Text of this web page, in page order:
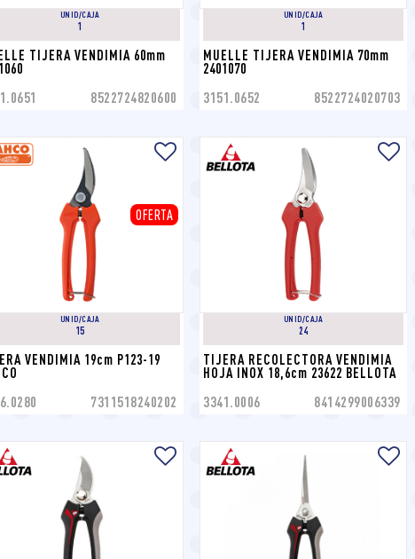
UNID/CAJA
1
TIJERA VENDIMIA 60mm
8522724820600
UNID/CAJA
1
MUELLE TIJERA VENDIMIA 70mm
2401070
3151.0652 8522724020703
OFERTA
UNID/CAJA
15
VENDIMIA 19cm P123-19
7311518240202
UNID/CAJA
24
TIJERA RECOLECTORA VENDIMIA
HOJA INOX 18,6cm 23622 BELLOTA
3341.0006 8414299006339